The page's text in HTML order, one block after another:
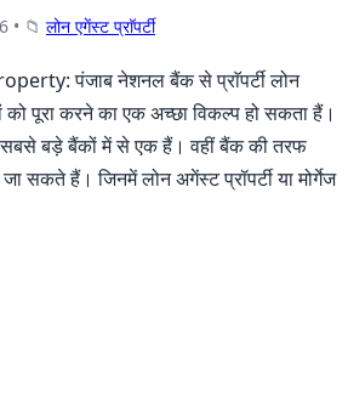
• 📁 लोन एगेंस्ट प्राॅपर्टी
पंजाब नेशनल बैंक से प्राॅपर्टी लोन
को पूरा करने का एक अच्छा विकल्प हो सकता हैं।
बड़े बैंकों में से एक हैं। वहीं बैंक की तरफ
सकते हैं। जिनमें लोन अगेंस्ट प्रॉपर्टी या मोर्गेज